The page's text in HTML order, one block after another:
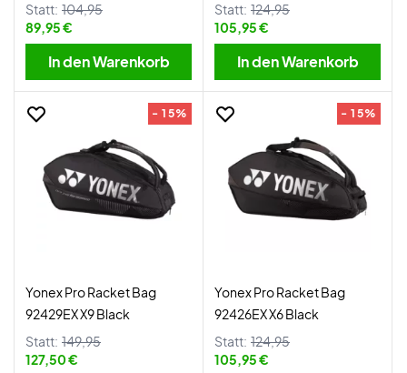
Statt: 104,95
89,95 €
In den Warenkorb
Statt: 124,95
105,95 €
In den Warenkorb
- 15%
Yonex Pro Racket Bag
92429EX X9 Black
Statt: 149,95
127,50 €
- 15%
Yonex Pro Racket Bag
92426EX X6 Black
Statt: 124,95
105,95 €